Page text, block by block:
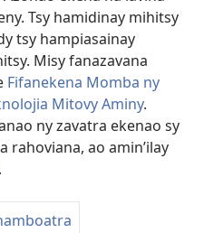
Tsy hamidinay mihitsy
tsy hampiasainay
Misy fanazavana
Fifanekena Momba ny
Mitovy Aminy.
ny zavatra ekenao sy
rahoviana, ao amin’ilay
.
Tract Society of Pennsylvania.
NY TSIAMBARATELO